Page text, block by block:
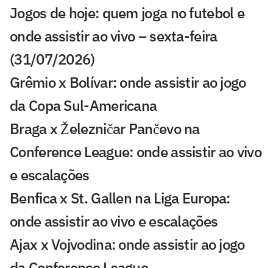
Jogos de hoje: quem joga no futebol e
onde assistir ao vivo – sexta-feira
(31/07/2026)
Grêmio x Bolívar: onde assistir ao jogo
da Copa Sul-Americana
Braga x Železničar Pančevo na
Conference League: onde assistir ao vivo
e escalações
Benfica x St. Gallen na Liga Europa:
onde assistir ao vivo e escalações
Ajax x Vojvodina: onde assistir ao jogo